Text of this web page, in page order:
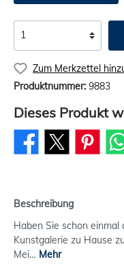
Zum Merkzettel
Produktnummer: 9883
Dieses Produkt
Beschreibung
Haben Sie schon
Kunstgalerie zu Hause
Mei… Mehr